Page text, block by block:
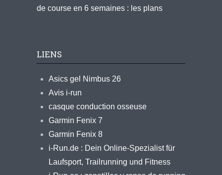
de course en 6 semaines : les plans
LIENS
Asics gel Nimbus 26
Avis i-run
casque conduction osseuse
Garmin Fenix 7
Garmin Fenix 8
i-Run.de : Dein Online-Spezialist für
Laufsport, Trailrunning und Fitness